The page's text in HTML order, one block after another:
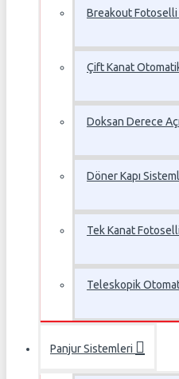
Breakout Fotoselli
Çift Kanat
Doksan Derece
Döner Kapı
Tek Kanat Fotoselli
Teleskopik
Panjur Sistemleri